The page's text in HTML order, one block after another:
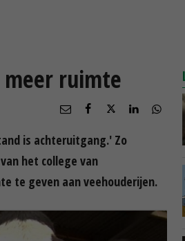
meer ruimte
is achteruitgang.' Zo
het college van
te geven aan veehouderijen.